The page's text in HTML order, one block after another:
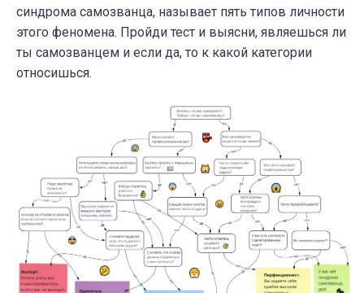
синдрома самозванца, называет пять типов личности
этого феномена. Пройди тест и выясни, являешься ли
ты самозванцем и если да, то к какой категории
относишься.